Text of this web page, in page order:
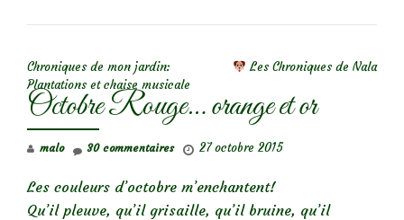
Chroniques de mon jardin:
Plantations et chaise musicale
Les Chroniques de Nala
Octobre Rouge… orange et or
malo 27 octobre 2015
30 commentaires
Les couleurs d’octobre m’enchantent!
Qu’il pleuve, qu’il grisaille, qu’il bruine, qu’il